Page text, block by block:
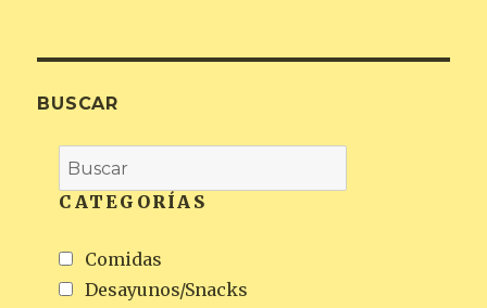
BUSCAR
CATEGORÍAS
Comidas
Desayunos/Snacks